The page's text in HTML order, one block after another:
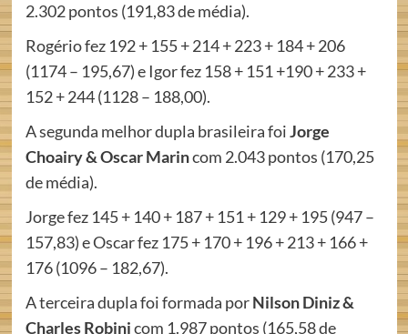
2.302 pontos (191,83 de média).
Rogério fez 192 + 155 + 214 + 223 + 184 + 206
(1174 – 195,67) e Igor fez 158 + 151 +190 + 233 +
152 + 244 (1128 – 188,00).
A segunda melhor dupla brasileira foiJorge
Choairy & Oscar Marincom 2.043 pontos (170,25
de média).
Jorge fez 145 + 140 + 187 + 151 + 129 + 195 (947 –
157,83) e Oscar fez 175 + 170 + 196 + 213 + 166 +
176 (1096 – 182,67).
A terceira dupla foi formada porNilson Diniz &
Charles Robinicom 1.987 pontos (165,58 de